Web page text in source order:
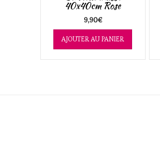
40x40cm Rose
9,90€
AJOUTER AU PANIER